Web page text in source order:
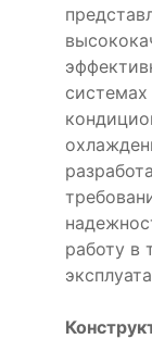
системах
работу в